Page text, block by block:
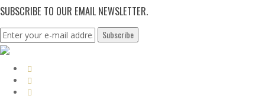
SUBSCRIBE TO OUR EMAIL NEWSLETTER.